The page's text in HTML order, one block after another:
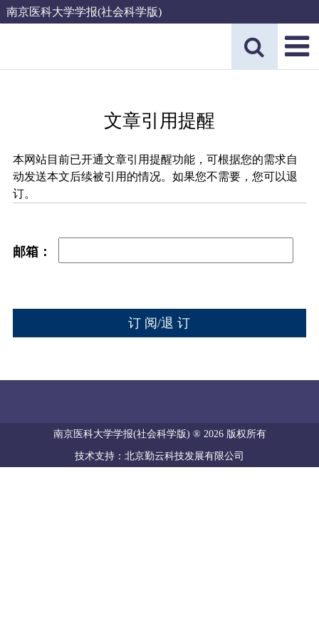
南京医科大学学报(社会科学版)
文章引用提醒
本网站目前已开通文章引用提醒功能，可根据您的需求自
动发送本文后续被引用的情况。如果您不需要，您可以退
订。
邮箱：
南京医科大学学报(社会科学版) ® 2026 版权所有
技术支持：北京勤云科技发展有限公司